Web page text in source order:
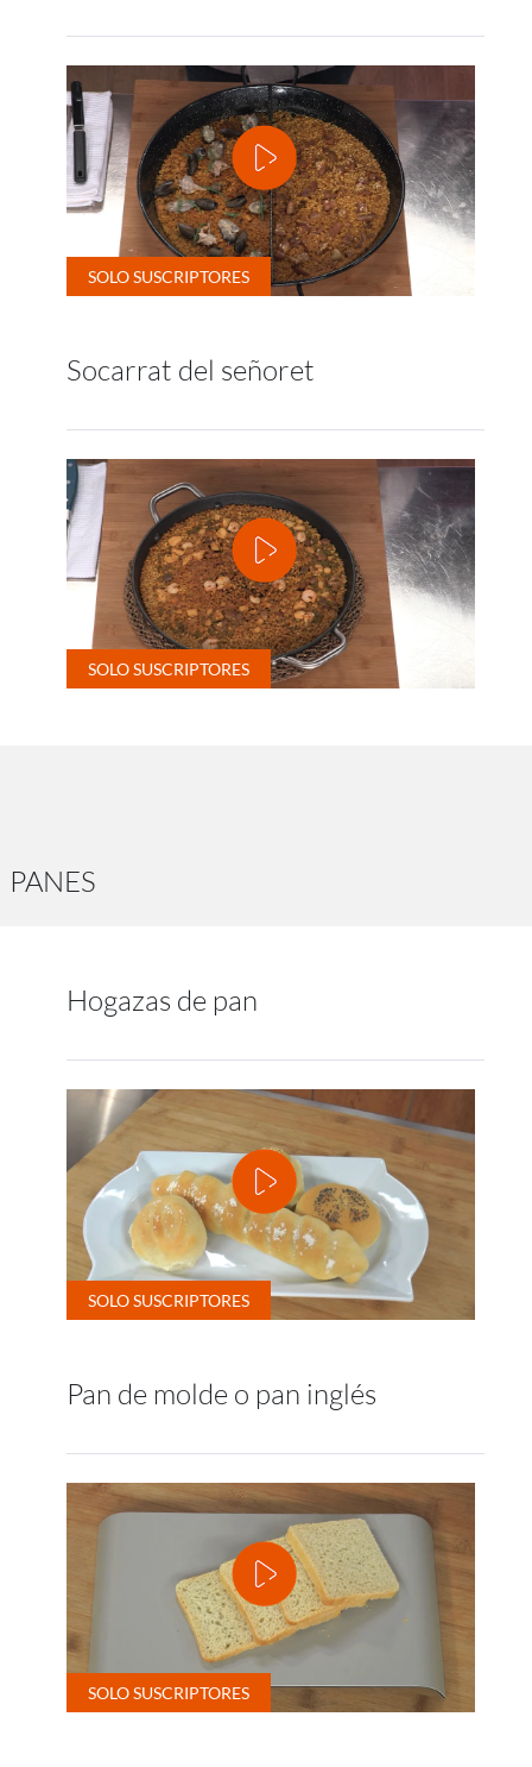
Socarrat del señoret
PANES
Hogazas de pan
Pan de molde o pan inglés